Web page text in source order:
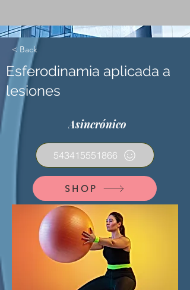
< Back
Esferodinamia aplicada a
lesiones
Asincrónico
543415551866
SHOP